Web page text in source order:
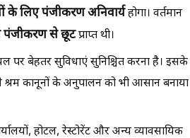
के लिए पंजीकरण अनिवार्यहोगा। वर्तमान
पंजीकरण से छूटप्राप्त थी।
पर बेहतर सुविधाएं सुनिश्चित करना है। इसके
श्रम कानूनों के अनुपालन को भी आसान बनाया
होटल, रेस्टोरेंट और अन्य व्यावसायिक